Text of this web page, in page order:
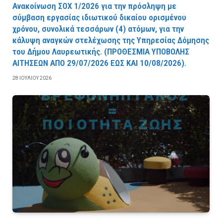
Ανακοίνωση ΣΟΧ 1/2026 για την πρόσληψη με
σύμβαση εργασίας ιδιωτικού δικαίου ορισμένου
χρόνου, συνολικά τεσσάρων (4) ατόμων, για την
κάλυψη αναγκών στελέχωσης της Υπηρεσίας Δόμησης
του Δήμου Λαυρεωτικής. (ΠPOΘEΣMIA YΠOBOΛHΣ
AITHΣEΩN AΠO 29/07/2026 EΩΣ KAI 10/08/2026).
28 ΙΟΥΛΊΟΥ 2026